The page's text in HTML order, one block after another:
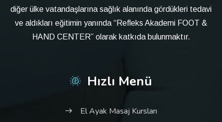
diğer ülke vatandaşlarına sağlık alanında gördükleri tedavi
ve aldıkları eğitimin yanında “Refleks Akademi FOOT &
HAND CENTER” olarak katkıda bulunmaktır.
Hızlı Menü
El Ayak Masaj Kursları